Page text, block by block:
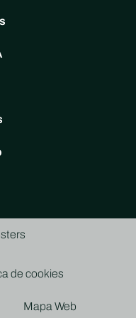
de cookies
Mapa Web